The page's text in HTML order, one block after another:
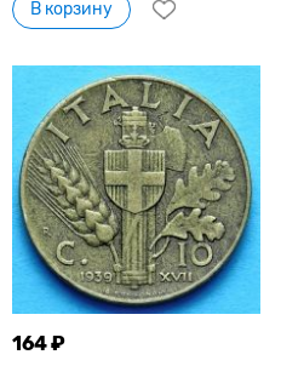
В корзину
164 ₽